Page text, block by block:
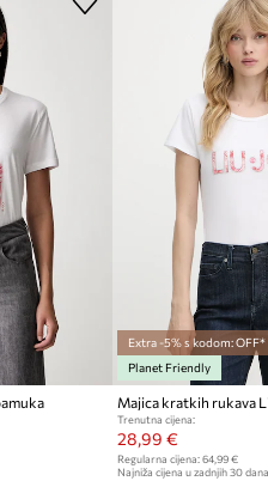
Extra -5% s kodom: OFF*
Planet Friendly
Majica kratkih rukava
Trenutna cijena:
28,99 €
Regularna cijena: 64,99 €
Najniža cijena u zadnjih 30